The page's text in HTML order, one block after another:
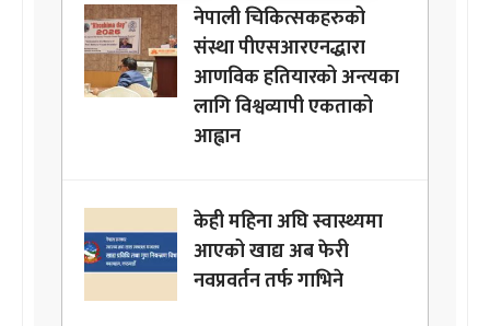
नेपाली चिकित्सकहरुको
संस्था पीएसआरएनद्धारा
आणविक हतियारको अन्त्यका
लागि विश्वव्यापी एकताको
आह्वान
केही महिना अघि स्वास्थ्यमा
आएको खाद्य अब फेरी
नवप्रवर्तन तर्फ गाभिने